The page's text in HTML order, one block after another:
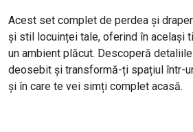
Acest set complet de perdea și
și stil locuinței tale, oferind în același
un ambient plăcut. Descoperă
deosebit și transformă-ți spațiul într-
și în care te vei simți complet acasă.